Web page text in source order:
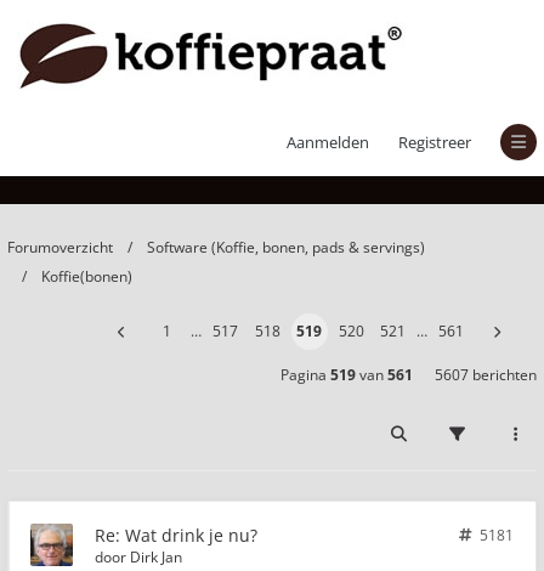
Aanmelden Registreer
Forumoverzicht
Software (Koffie, bonen, pads & servings)
Koffie(bonen)
1 … 517 518 519 520 521 … 561
Pagina 519van561 5607 berichten
Re: Wat drink je nu?
5181
door Dirk Jan